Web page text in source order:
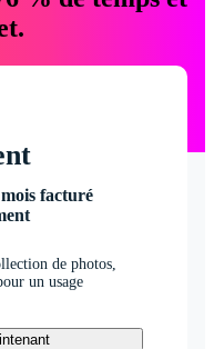
facturé
de photos,
un usage